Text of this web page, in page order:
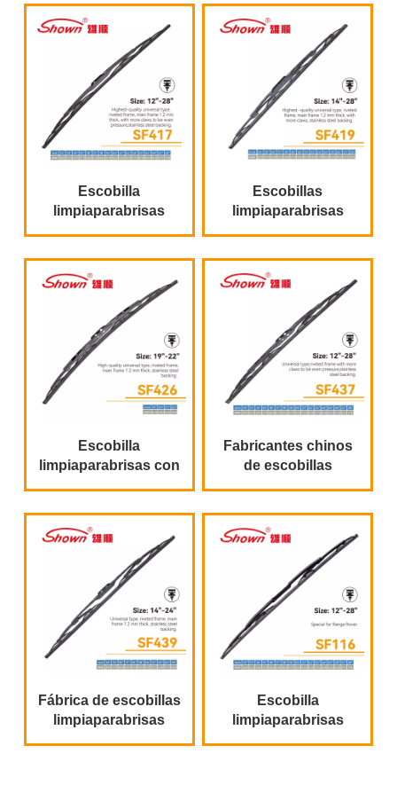
metálico
Escobilla
limpiaparabrisas
Escobillas
limpiaparabrisas
Escobilla
limpiaparabrisas con
Fabricantes chinos
de escobillas
Fábrica de escobillas
limpiaparabrisas
Escobilla
limpiaparabrisas